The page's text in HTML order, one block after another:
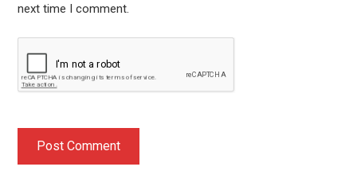
next time I comment.